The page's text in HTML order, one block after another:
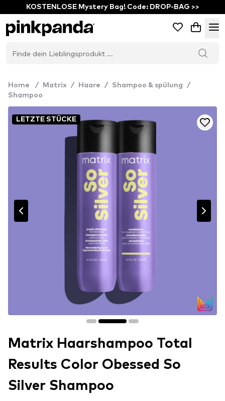
KOSTENLOSE Mystery Bag! Code: DROP-BAG >>
Home / Matrix / Haare / Shampoo & spülung
/
Shampoo
LETZTE STÜCKE
Matrix Haarshampoo Total
Results Color Obessed So
Silver Shampoo